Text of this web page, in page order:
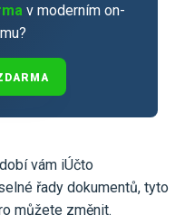
bankou
reporty
(OSS)
služeb
v moderním on-
vám iÚčto
řady dokumentů, tyto
můžete změnit.